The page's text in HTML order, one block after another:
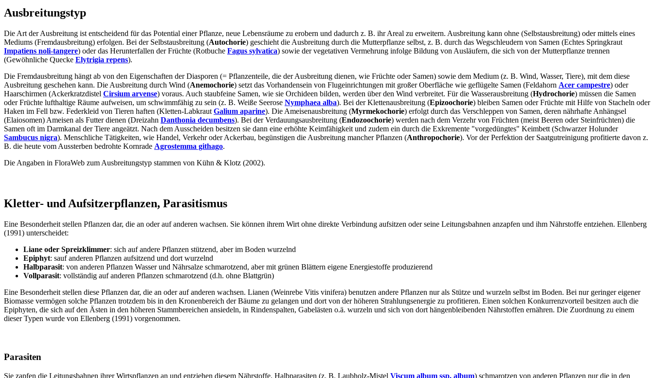
Ausbreitungstyp
Die Art der Ausbreitung ist entscheidend für das Potential einer Pflanze, neue Lebensräume zu erobern und dadurch z. B. ihr Areal zu erweitern. Ausbreitung kann ohne (Selbstausbreitung) oder mittels eines
Mediums (Fremdausbreitung) erfolgen. Bei der Selbstausbreitung (Autochorie) geschieht die Ausbreitung durch die Mutterpflanze selbst, z. B. durch das Wegschleudern von Samen (Echtes Springkraut
Impatiens noli-tangere) oder das Herunterfallen der Früchte (Rotbuche Fagus sylvatica) sowie der vegetativen Vermehrung infolge Bildung von Ausläufern, die sich von der Mutterpflanze trennen
(Gewöhnliche Quecke Elytrigia repens).
Die Fremdausbreitung hängt ab von den Eigenschaften der Diasporen (= Pflanzenteile, die der Ausbreitung dienen, wie Früchte oder Samen) sowie dem Medium (z. B. Wind, Wasser, Tiere), mit dem diese
Ausbreitung geschehen kann. Die Ausbreitung durch Wind (Anemochorie) setzt das Vorhandensein von Flugeinrichtungen mit großer Oberfläche wie geflügelte Samen (Feldahorn Acer campestre) oder
Haarschirmen (Ackerkratzdistel Cirsium arvense) voraus. Auch staubfeine Samen, wie sie Orchideen bilden, werden über den Wind verbreitet. Für die Wasserausbreitung (Hydrochorie) müssen die Samen
oder Früchte lufthaltige Räume aufweisen, um schwimmfähig zu sein (z. B. Weiße Seerose Nymphaea alba). Bei der Klettenausbreitung (Epizoochorie) bleiben Samen oder Früchte mit Hilfe von Stacheln oder
Haken im Fell bzw. Federkleid von Tieren haften (Kletten-Labkraut Galium aparine). Die Ameisenausbreitung (Myrmekochorie) erfolgt durch das Verschleppen von Samen, deren nährhafte Anhängsel
(Elaiosomen) Ameisen als Futter dienen (Dreizahn Danthonia decumbens). Bei der Verdauungsausbreitung (Endozoochorie) werden nach dem Verzehr von Früchten (meist Beeren oder Steinfrüchten) die
Samen oft im Darmkanal der Tiere angeätzt. Nach dem Ausscheiden besitzen sie dann eine erhöhte Keimfähigkeit und zudem ein durch die Exkremente "vorgedüngtes" Keimbett (Schwarzer Holunder
Sambucus nigra). Menschliche Tätigkeiten, wie Handel, Verkehr oder Ackerbau, begünstigen die Ausbreitung mancher Pflanzen (Anthropochorie). Vor der Perfektion der Saatgutreinigung profitierte davon z.
B. die heute vom Aussterben bedrohte Kornrade Agrostemma githago.
Die Angaben in FloraWeb zum Ausbreitungstyp stammen von Kühn & Klotz (2002).
Kletter- und Aufsitzerpflanzen, Parasitismus
Eine Besonderheit stellen Pflanzen dar, die an oder auf anderen wachsen. Sie können ihrem Wirt ohne direkte Verbindung aufsitzen oder seine Leitungsbahnen anzapfen und ihm Nährstoffe entziehen. Ellenberg
(1991) unterscheidet:
Liane oder Spreizklimmer: sich auf andere Pflanzen stützend, aber im Boden wurzelnd
Epiphyt: sauf anderen Pflanzen aufsitzend und dort wurzelnd
Halbparasit: von anderen Pflanzen Wasser und Nährsalze schmarotzend, aber mit grünen Blättern eigene Energiestoffe produzierend
Vollparasit: vollständig auf anderen Pflanzen schmarotzend (d.h. ohne Blattgrün)
Eine Besonderheit stellen diese Pflanzen dar, die an oder auf anderen wachsen. Lianen (Weinrebe Vitis vinifera) benutzen andere Pflanzen nur als Stütze und wurzeln selbst im Boden. Bei nur geringer eigener
Biomasse vermögen solche Pflanzen trotzdem bis in den Kronenbereich der Bäume zu gelangen und dort von der höheren Strahlungsenergie zu profitieren. Einen solchen Konkurrenzvorteil besitzen auch die
Epiphyten, die sich auf den Ästen in den höheren Stammbereichen ansiedeln, in Rindenspalten, Gabelästen o.ä. wurzeln und sich von dort hängenbleibenden Nährstoffen ernähren. Die Zuordnung zu einem
dieser Typen wurde von Ellenberg (1991) vorgenommen.
Parasiten
Sie zapfen die Leitungsbahnen ihrer Wirtspflanzen an und entziehen diesem Nährstoffe. Halbparasiten (z. B. Laubholz-Mistel Viscum album ssp. album) schmarotzen von anderen Pflanzen nur die in den